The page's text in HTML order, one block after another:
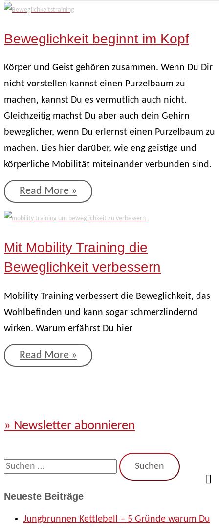
Beweglichkeit beginnt im Kopf
Körper und Geist gehören zusammen. Wenn Du Dir
nicht vorstellen kannst einen Purzelbaum zu
machen, kannst Du es vermutlich auch nicht.
Gleichzeitig machst Du aber auch dein Gehirn
beweglicher, wenn Du erlernst einen Purzelbaum zu
machen. Lies hier darüber, wie eng geistige und
körperliche Mobilität miteinander verbunden sind.
Beweglichkeit
Kopf
Read More »
Mit Mobility Training die
Beweglichkeit verbessern
Mobility Training verbessert die Beweglichkeit, das
Wohlbefinden und kann sogar schmerzlindernd
wirken. Warum erfährst Du hier
Mit
Beweglichkeit
Read More »
» Newsletter abonnieren
S
cNeueste Beiträge
Jungbrunnen Kettlebell – 5 Gründe warum Du